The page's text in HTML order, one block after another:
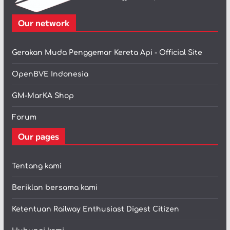
Our network
Gerakan Muda Penggemar Kereta Api - Official Site
OpenBVE Indonesia
GM-MarKA Shop
Forum
Our pages
Tentang kami
Beriklan bersama kami
Ketentuan Railway Enthusiast Digest Citizen